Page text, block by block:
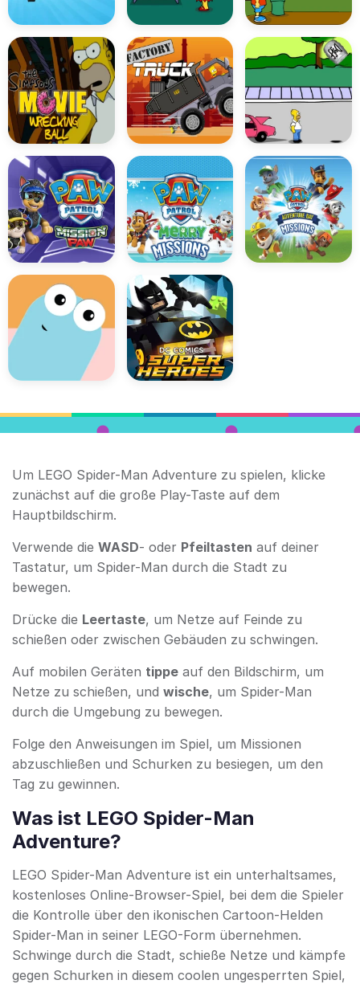
Um LEGO Spider-Man Adventure zu spielen, klicke
zunächst auf die große Play-Taste auf dem
Hauptbildschirm.
Verwende die WASD- oder Pfeiltasten auf deiner
Tastatur, um Spider-Man durch die Stadt zu
bewegen.
Drücke die Leertaste, um Netze auf Feinde zu
schießen oder zwischen Gebäuden zu schwingen.
Auf mobilen Geräten tippe auf den Bildschirm, um
Netze zu schießen, und wische, um Spider-Man
durch die Umgebung zu bewegen.
Folge den Anweisungen im Spiel, um Missionen
abzuschließen und Schurken zu besiegen, um den
Tag zu gewinnen.
Was ist LEGO Spider-Man
Adventure?
LEGO Spider-Man Adventure ist ein unterhaltsames,
kostenloses Online-Browser-Spiel, bei dem die Spieler
die Kontrolle über den ikonischen Cartoon-Helden
Spider-Man in seiner LEGO-Form übernehmen.
Schwinge durch die Stadt, schieße Netze und kämpfe
gegen Schurken in diesem coolen ungesperrten Spiel,